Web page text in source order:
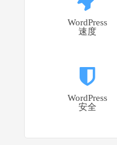
WordPress
速度
WordPress
安全